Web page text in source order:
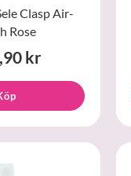
Clasp Air-
Rose
kr